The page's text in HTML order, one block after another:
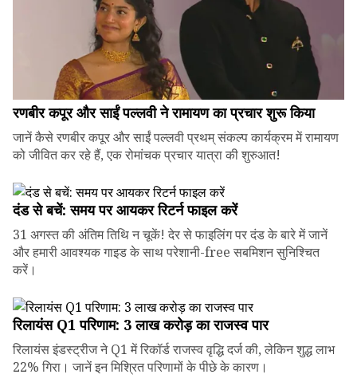
रणबीर कपूर और साईं पल्लवी ने रामायण का प्रचार शुरू किया
जानें कैसे रणबीर कपूर और साईं पल्लवी प्रथम् संकल्प कार्यक्रम में रामायण
को जीवित कर रहे हैं, एक रोमांचक प्रचार यात्रा की शुरुआत!
दंड से बचें: समय पर आयकर रिटर्न फाइल करें
31 अगस्त की अंतिम तिथि न चूकें! देर से फाइलिंग पर दंड के बारे में जानें
और हमारी आवश्यक गाइड के साथ परेशानी-free सबमिशन सुनिश्चित
करें।
रिलायंस Q1 परिणाम: ₹3 लाख करोड़ का राजस्व पार
रिलायंस इंडस्ट्रीज ने Q1 में रिकॉर्ड राजस्व वृद्धि दर्ज की, लेकिन शुद्ध लाभ
22% गिरा। जानें इन मिश्रित परिणामों के पीछे के कारण।